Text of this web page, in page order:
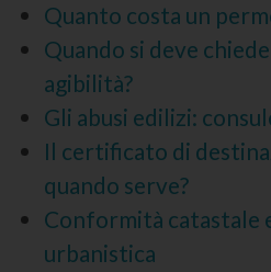
Quanto costa un
Quando si deve
agibilità?
Gli abusi edilizi:
Il certificato di
quando serve?
Conformità catastale
urbanistica